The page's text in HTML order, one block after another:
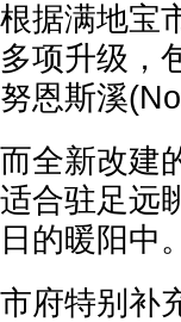
根据满地宝
多项升级，
努恩斯溪
而全新改建
适合驻足远
日的暖阳中。
市府特别补